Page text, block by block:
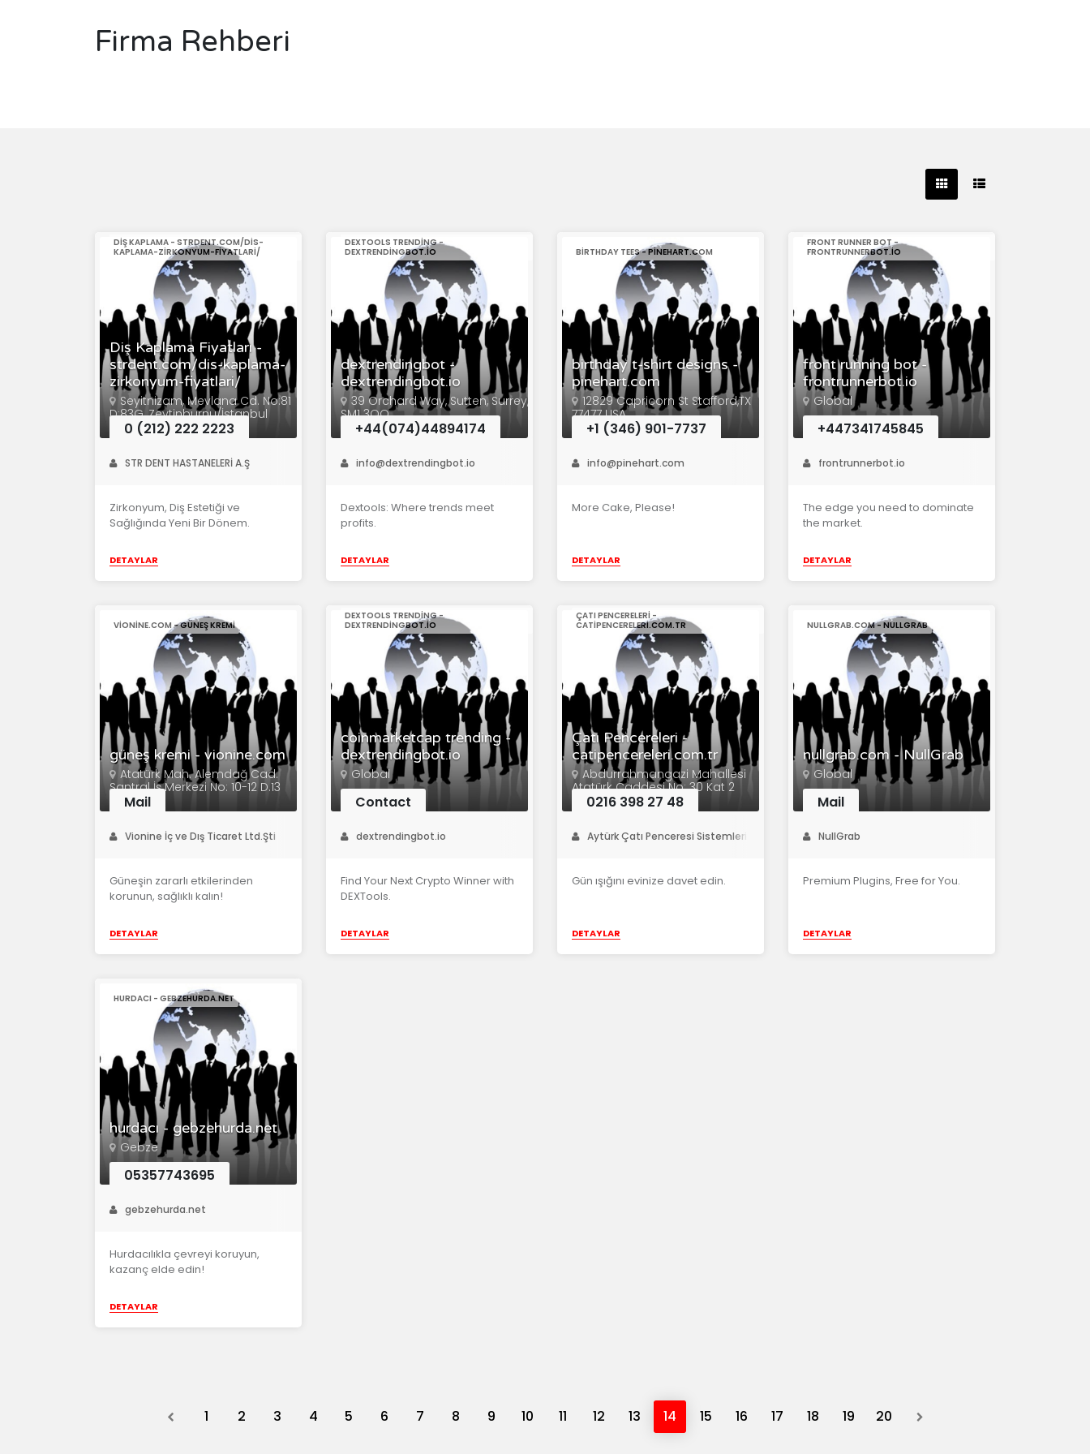
Firma Rehberi
Diş Kaplama Fiyatları -
strdent.com/dis-kaplama-
zirkonyum-fiyatlari/
DIŞ KAPLAMA - STRDENT.COM/DIS-
KAPLAMA-ZIRKONYUM-FIYATLARI/
Seyitnizam, Mevlana Cd. No:81
D:83G, Zeytinburnu/İstanbul
0 (212) 222 2223
STR DENT HASTANELERİ A.Ş
Zirkonyum, Diş Estetiği ve
Sağlığında Yeni Bir Dönem.
DETAYLAR
dextrendingbot -
dextrendingbot.io
DEXTOOLS TRENDING -
DEXTRENDINGBOT.IO
39 Orchard Way, Sutten, Surrey,
SM1 3QQ
+44(074)44894174
info@dextrendingbot.io
Dextools: Where trends meet
profits.
DETAYLAR
birthday t-shirt designs -
pinehart.com
BIRTHDAY TEES - PINEHART.COM
12829 Capricorn St Stafford,TX
77477 USA
+1 (346) 901-7737
info@pinehart.com
More Cake, Please!
DETAYLAR
front running bot -
frontrunnerbot.io
FRONT RUNNER BOT -
FRONTRUNNERBOT.IO
Global
+447341745845
frontrunnerbot.io
The edge you need to dominate
the market.
DETAYLAR
güneş kremi - vionine.com
VIONINE.COM - GÜNEŞ KREMI
Atatürk Mah. Alemdağ Cad.
Santral İş Merkezi No: 10-12 D.13
Mail
Vionine İç ve Dış Ticaret Ltd.Şti
Güneşin zararlı etkilerinden
korunun, sağlıklı kalın!
DETAYLAR
coinmarketcap trending -
dextrendingbot.io
DEXTOOLS TRENDING -
DEXTRENDINGBOT.IO
Global
Contact
dextrendingbot.io
Find Your Next Crypto Winner with
DEXTools.
DETAYLAR
Çatı Pencereleri -
catipencereleri.com.tr
ÇATI PENCERELERI -
CATIPENCERELERI.COM.TR
Abdurrahmangazi Mahallesi
Atatürk Caddesi No: 30 Kat 2
Sultanbeyli / İstanbul
0216 398 27 48
Aytürk Çatı Penceresi Sistemleri
Gün ışığını evinize davet edin.
DETAYLAR
nullgrab.com - NullGrab
NULLGRAB.COM - NULLGRAB
Global
Mail
NullGrab
Premium Plugins, Free for You.
DETAYLAR
hurdacı - gebzehurda.net
HURDACI - GEBZEHURDA.NET
Gebze
05357743695
gebzehurda.net
Hurdacılıkla çevreyi koruyun,
kazanç elde edin!
DETAYLAR
Previous
1 2 3 4 5 6 7 8 9 10 11 12 13 14 15 16 17 18 19 20